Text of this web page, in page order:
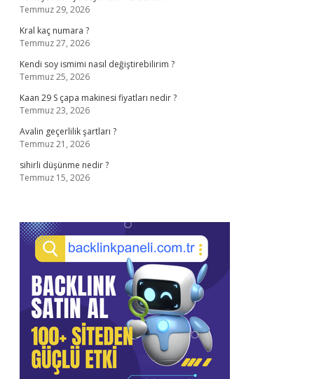
Temmuz 29, 2026
Kral kaç numara ?
Temmuz 27, 2026
Kendi soy ismimi nasıl değiştirebilirim ?
Temmuz 25, 2026
Kaan 29 S çapa makinesi fiyatları nedir ?
Temmuz 23, 2026
Avalin geçerlilik şartları ?
Temmuz 21, 2026
sihirli düşünme nedir ?
Temmuz 15, 2026